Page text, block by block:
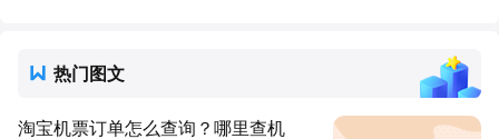
热门图文
淘宝机票订单怎么查询？哪里查机